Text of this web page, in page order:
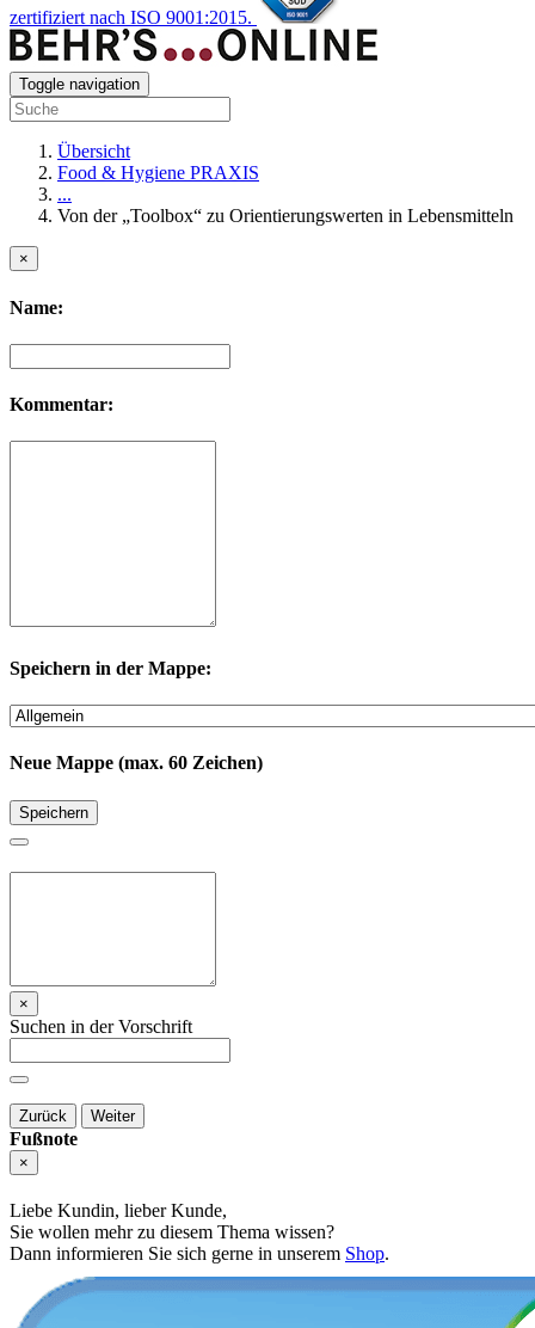
zertifiziert nach ISO 9001:2015.
Toggle navigation
Übersicht
Food & Hygiene PRAXIS
...
Von der „Toolbox“ zu Orientierungswerten in Lebensmitteln
×
Name:
Kommentar:
Speichern in der Mappe:
Neue Mappe (max. 60 Zeichen)
Speichern
×
Suchen in der Vorschrift
Zurück Weiter
Fußnote
×
Liebe Kundin, lieber Kunde,
Sie wollen mehr zu diesem Thema wissen?
Dann informieren Sie sich gerne in unserem Shop.